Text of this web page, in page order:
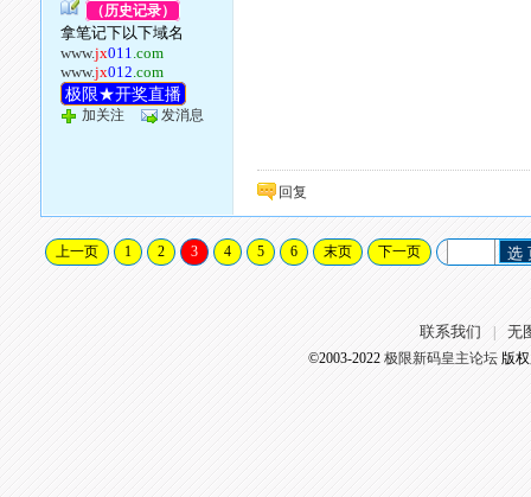
（历史记录）
拿笔记下以下域名
www.jx011.com
www.jx012.com
极限★开奖直播
加关注 发消息
回复
上一页 1 2 3 4 5 6 末页 下一页 选
联系我们 无
©2003-2022 极限新码皇主论坛版权